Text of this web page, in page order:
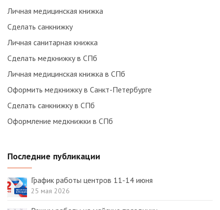
Личная медицинская книжка
Сделать санкнижку
Личная санитарная книжка
Сделать медкнижку в СПб
Личная медицинская книжка в СПб
Оформить медкнижку в Санкт-Петербурге
Сделать санкнижку в СПб
Оформление медкнижки в СПб
Последние публикации
График работы центров 11-14 июня
25 мая 2026